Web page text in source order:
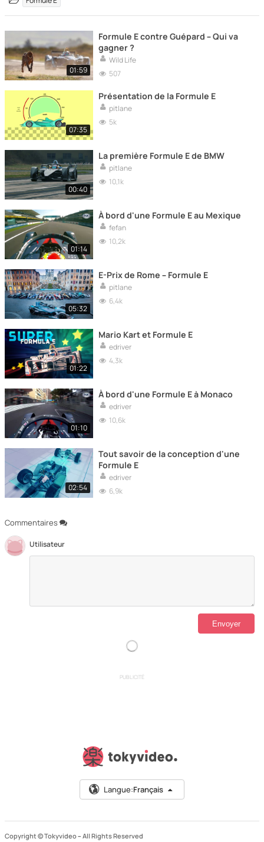
Commentaires
Utilisateur
01:59
Formule E contre Guépard – Qui va
gagner ?
Wild Life
507
07:35
Présentation de la Formule E
pitlane
5k
00:40
La première Formule E de BMW
pitlane
10,1k
01:14
À bord d'une Formule E au Mexique
fefan
10,2k
05:32
E-Prix de Rome – Formule E
pitlane
6,4k
01:22
Mario Kart et Formule E
edriver
4,3k
01:10
À bord d'une Formule E à Monaco
edriver
10,6k
02:54
Tout savoir de la conception d'une
Formule E
edriver
6,9k
PUBLICITÉ
Langue:Français
Copyright © Tokyvideo – All Rights Reserved